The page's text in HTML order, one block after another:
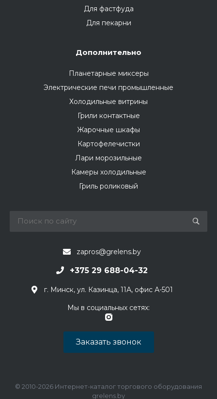
Для фастфуда
Для пекарни
Дополнительно
Планетарные миксеры
Электрические печи промышленные
Холодильные витрины
Грили контактные
Жарочные шкафы
Картофелечистки
Лари морозильные
Камеры холодильные
Гриль роликовый
zapros@grelens.by
+375 29 688-04-32
г. Минск, ул. Казинца, 11А, офис А-501
Мы в социальных сетях:
Заказать звонок
© 2010-2026 Интернет-каталог торгового оборудования
grelens.by